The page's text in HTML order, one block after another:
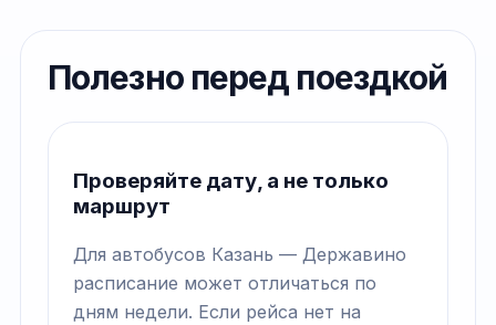
Полезно перед поездкой
Проверяйте дату, а не только
маршрут
Для автобусов Казань — Державино
расписание может отличаться по
дням недели. Если рейса нет на